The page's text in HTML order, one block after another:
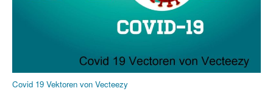
Covid 19 Vektoren von Vecteezy